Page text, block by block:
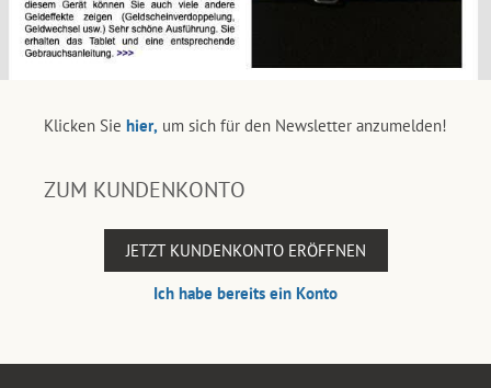
Klicken Sie hier, um sich für den Newsletter anzumelden!
ZUM KUNDENKONTO
JETZT KUNDENKONTO ERÖFFNEN
Ich habe bereits ein Konto